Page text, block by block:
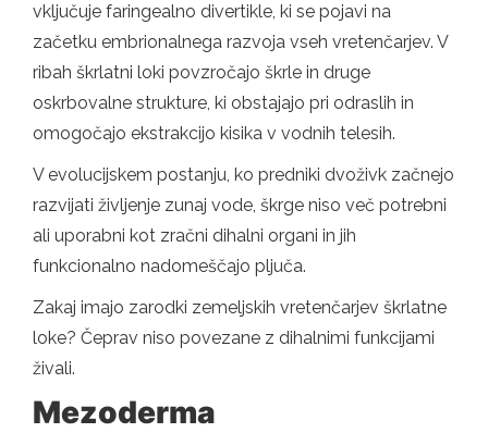
vključuje faringealno divertikle, ki se pojavi na
začetku embrionalnega razvoja vseh vretenčarjev. V
ribah škrlatni loki povzročajo škrle in druge
oskrbovalne strukture, ki obstajajo pri odraslih in
omogočajo ekstrakcijo kisika v vodnih telesih.
V evolucijskem postanju, ko predniki dvoživk začnejo
razvijati življenje zunaj vode, škrge niso več potrebni
ali uporabni kot zračni dihalni organi in jih
funkcionalno nadomeščajo pljuča.
Zakaj imajo zarodki zemeljskih vretenčarjev škrlatne
loke? Čeprav niso povezane z dihalnimi funkcijami
živali.
Mezoderma